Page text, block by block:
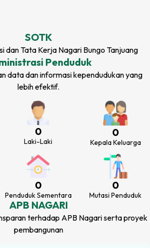
SOTK
dan Tata Kerja Nagari Bungo Tanjuang
Penduduk
data dan informasi kependudukan yang
lebih efektif.
0
Laki-Laki
0
Kepala Keluarga
0
Penduduk Sementara
0
Mutasi Penduduk
APB NAGARI
terhadap APB Nagari serta proyek
pembangunan